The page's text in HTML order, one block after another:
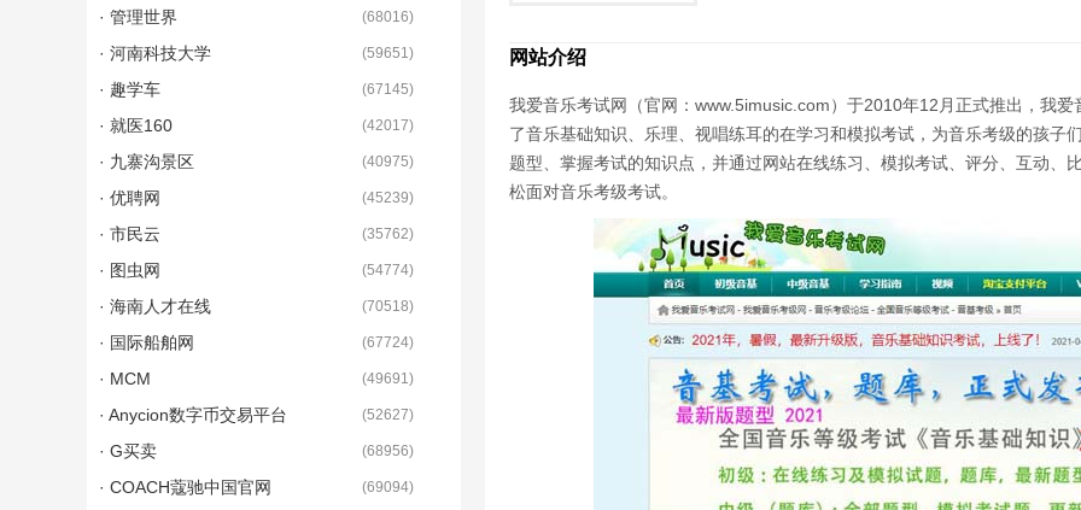
网站介绍
我爱音乐考试网（官网：www.5imusic.com）于2010年12月正式推出，我
了音乐基础知识、乐理、视唱练耳的在学习和模拟考试，为音乐考级的孩子
题型、掌握考试的知识点，并通过网站在线练习、模拟考试、评分、互动、
松面对音乐考级考试。
· 管理世界 (68016)
· 河南科技大学 (59651)
· 趣学车 (67145)
· 就医160 (42017)
· 九寨沟景区 (40975)
· 优聘网 (45239)
· 市民云 (35762)
· 图虫网 (54774)
· 海南人才在线 (70518)
· 国际船舶网 (67724)
· MCM (49691)
· Anycion数字币交易平台 (52627)
· G买卖 (68956)
· COACH蔻驰中国官网 (69094)